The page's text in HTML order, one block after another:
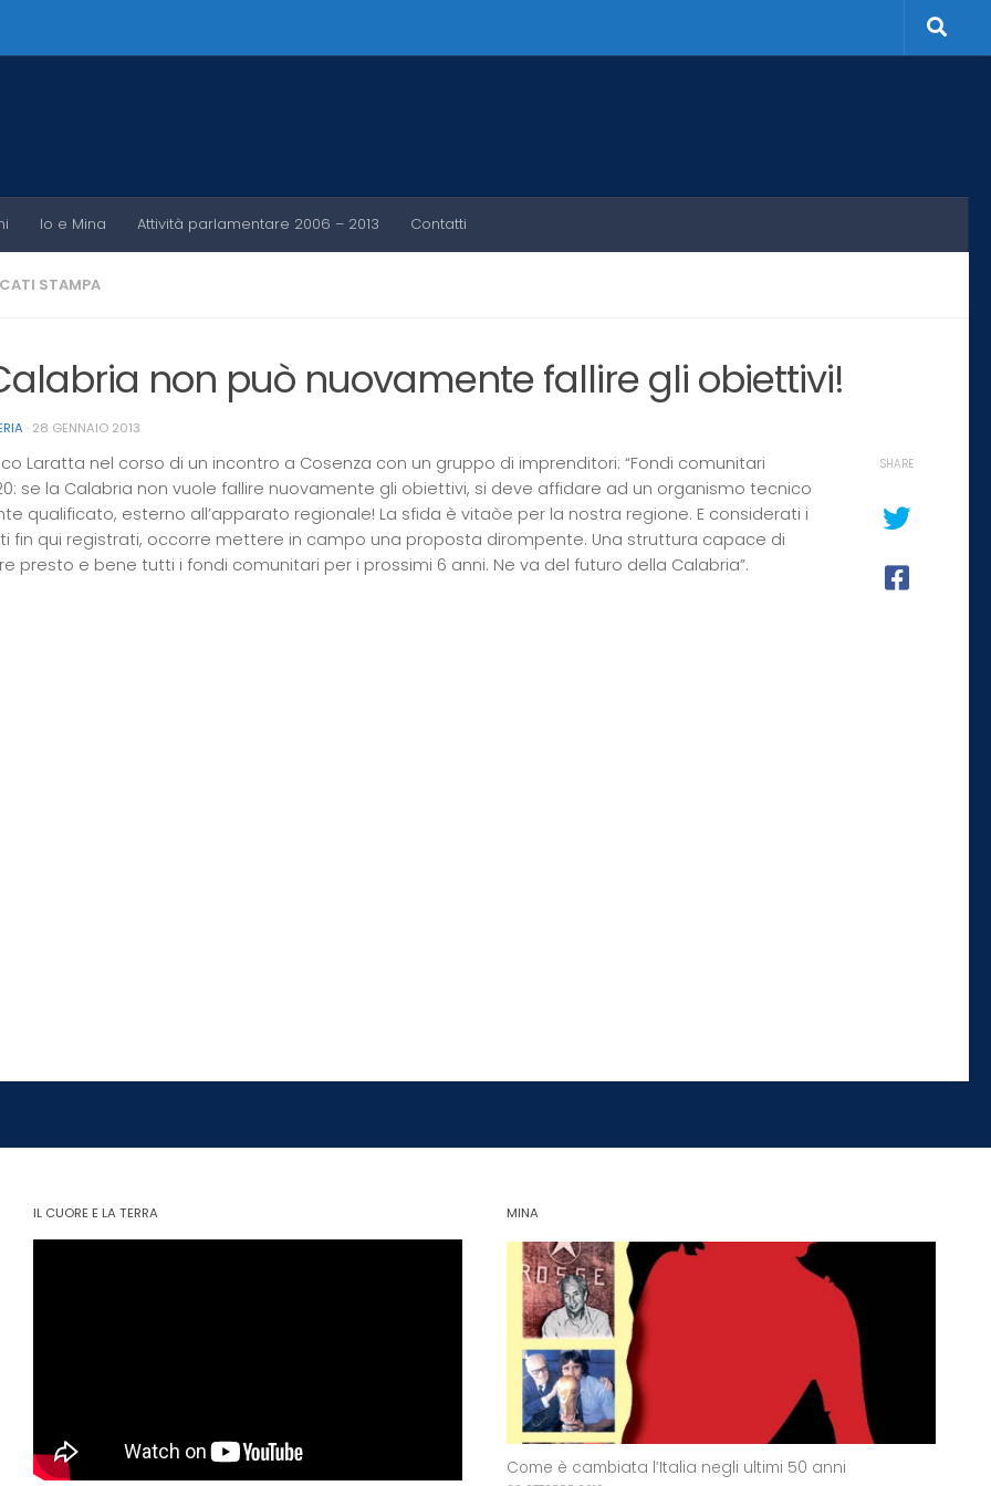
Io e Mina Attività parlamentare 2006 – 2013 Contatti
STAMPA
non può nuovamente fallire gli obiettivi!
· 28 GENNAIO 2013
Laratta nel corso di un incontro a Cosenza con un gruppo di imprenditori: “Fondi comunitari
se la Calabria non vuole fallire nuovamente gli obiettivi, si deve affidare ad un organismo tecnico
qualificato, esterno all’apparato regionale! La sfida è vitaòe per la nostra regione. E considerati i
fin qui registrati, occorre mettere in campo una proposta dirompente. Una struttura capace di
presto e bene tutti i fondi comunitari per i prossimi 6 anni. Ne va del futuro della Calabria”.
SHARE
IL CUORE E LA TERRA MINA
Come è cambiata l’Italia negli ultimi 50 anni